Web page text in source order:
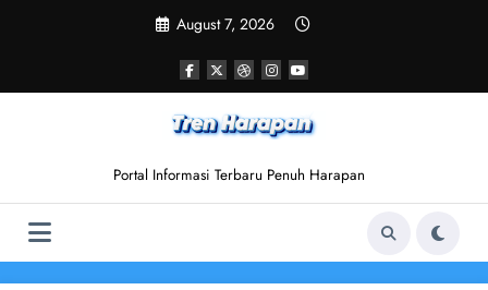
August 7, 2026
Portal Informasi Terbaru Penuh Harapan